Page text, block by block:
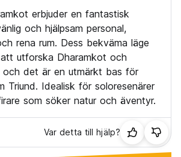
erbjuder en fantastisk
och hjälpsam personal,
rena rum. Dess bekväma läge
utforska Dharamkot och
och det är en utmärkt bas för
Triund. Idealisk för soloresenärer
som söker natur och äventyr.
Var detta till hjälp?